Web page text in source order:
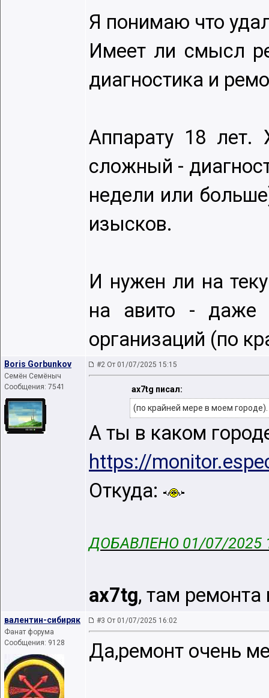
Я понимаю что
Имеет ли смысл
диагностика и
Аппарату 18 лет.
сложный -
недели или
изысков.
И нужен ли на
на авито - даже
организаций (по
Boris Gorbunkov
Семён Семёныч
Сообщения: 7541
#2 От 01/07/2025 15:15
ax7tg писал:
(по крайней мере в моем городе).
А ты в каком
https://
Откуда:
ДОБАВЛЕНО 01/07/2025
ax7tg, там ремонта
валентин-сибиряк
Фанат форума
Сообщения: 9128
#3 От 01/07/2025 16:02
Да,ремонт очень